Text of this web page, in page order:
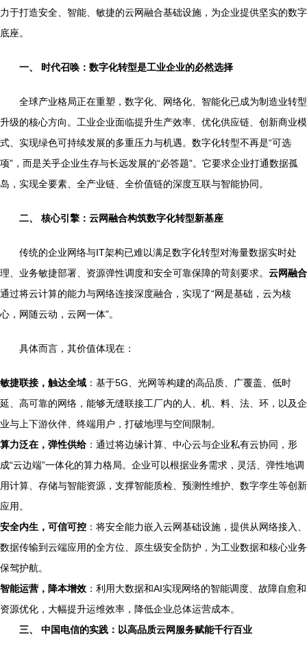
力于打造安全、智能、敏捷的云网融合基础设施，为企业提供坚实的数字
底座。
一、 时代召唤：数字化转型是工业企业的必然选择
全球产业格局正在重塑，数字化、网络化、智能化已成为制造业转型
升级的核心方向。工业企业面临提升生产效率、优化供应链、创新商业模
式、实现绿色可持续发展的多重压力与机遇。数字化转型不再是“可选
项”，而是关乎企业生存与长远发展的“必答题”。它要求企业打通数据孤
岛，实现全要素、全产业链、全价值链的深度互联与智能协同。
二、 核心引擎：云网融合构筑数字化转型新基座
传统的企业网络与IT架构已难以满足数字化转型对海量数据实时处
理、业务敏捷部署、资源弹性调度和安全可靠保障的苛刻要求。 云网融合
通过将云计算的能力与网络连接深度融合，实现了“网是基础，云为核
心，网随云动，云网一体”。
具体而言，其价值体现在：
敏捷联接，触达全域 ：基于5G、光网等构建的高品质、广覆盖、低时
延、高可靠的网络，能够无缝联接工厂内的人、机、料、法、环，以及企
业与上下游伙伴、终端用户，打破地理与空间限制。
算力泛在，弹性供给 ：通过将边缘计算、中心云与企业私有云协同，形
成“云边端”一体化的算力格局。企业可以根据业务需求，灵活、弹性地调
用计算、存储与智能资源，支撑智能质检、预测性维护、数字孪生等创新
应用。
安全内生，可信可控 ：将安全能力嵌入云网基础设施，提供从网络接入、
数据传输到云端应用的全方位、原生级安全防护，为工业数据和核心业务
保驾护航。
智能运营，降本增效 ：利用大数据和AI实现网络的智能调度、故障自愈和
资源优化，大幅提升运维效率，降低企业总体运营成本。
三、 中国电信的实践：以高品质云网服务赋能千行百业